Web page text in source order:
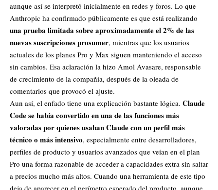
aunque así se interpretó inicialmente en redes y foros. Lo que
Anthropic ha confirmado públicamente es que está realizando
una prueba limitada sobre aproximadamente el 2% de las
nuevas suscripciones prosumer, mientras que los usuarios
actuales de los planes Pro y Max siguen manteniendo el acceso
sin cambios. Esa aclaración la hizo Amol Avasare, responsable
de crecimiento de la compañía, después de la oleada de
comentarios que provocó el ajuste.
Aun así, el enfado tiene una explicación bastante lógica. Claude
Code se había convertido en una de las funciones más
valoradas por quienes usaban Claude con un perfil más
técnico o más intensivo, especialmente entre desarrolladores,
perfiles de producto y usuarios avanzados que veían en el plan
Pro una forma razonable de acceder a capacidades extra sin saltar
a precios mucho más altos. Cuando una herramienta de este tipo
deja de aparecer en el perímetro esperado del producto, aunque